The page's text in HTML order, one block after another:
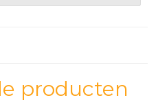
producten